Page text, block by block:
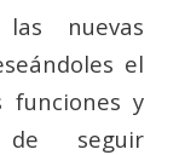
nuevas
el
funciones y
seguir